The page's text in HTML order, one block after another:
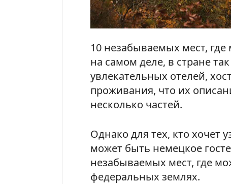
10 незабываемых мест,
на самом деле, в стране
увлекательных отелей,
проживания, что их
несколько частей.
Однако для тех, кто хочет
может быть немецкое
незабываемых мест, где
федеральных землях.